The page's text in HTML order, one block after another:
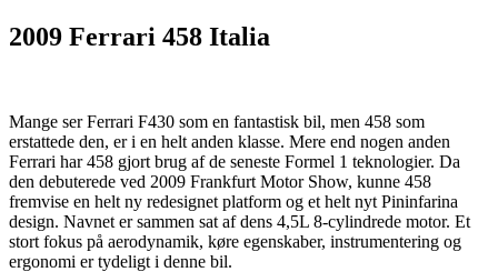
2009 Ferrari 458 Italia
Mange ser Ferrari F430 som en fantastisk bil, men 458 som
erstattede den, er i en helt anden klasse. Mere end nogen anden
Ferrari har 458 gjort brug af de seneste Formel 1 teknologier. Da
den debuterede ved 2009 Frankfurt Motor Show, kunne 458
fremvise en helt ny redesignet platform og et helt nyt Pininfarina
design. Navnet er sammen sat af dens 4,5L 8-cylindrede motor. Et
stort fokus på aerodynamik, køre egenskaber, instrumentering og
ergonomi er tydeligt i denne bil.